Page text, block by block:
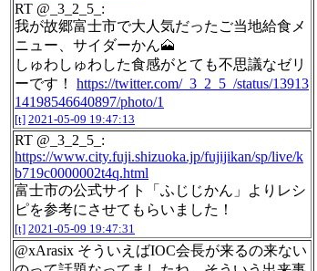
RT @_3_2_5_:
我が故郷富士市で大人気だったご当地給食メ
ニュー、サイダーかん🗻
しゅわしゅわした食感がとても不思議なゼリ
ーです！ https://twitter.com/_3_2_5_/status/13913
14198546640897/photo/1
[t] 2021-05-09 19:47:13
RT @_3_2_5_:
https://www.city.fuji.shizuoka.jp/fujijikan/sp/live/k
b719c0000002t4q.html
富士市の公式サイト「ふじじかん」よりレシ
ピを参考にさせてもらいました！
[t] 2021-05-09 19:47:31
@xArasix そういえばIOC会長が来るの来ない